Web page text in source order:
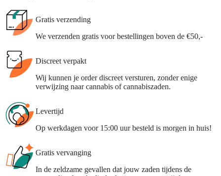
Gratis verzending
We verzenden gratis voor bestellingen boven de €50,-
Discreet verpakt
Wij kunnen je order discreet versturen, zonder enige
verwijzing naar cannabis of cannabiszaden.
Levertijd
Op werkdagen voor 15:00 uur besteld is morgen in huis!
Gratis vervanging
In de zeldzame gevallen dat jouw zaden tijdens de